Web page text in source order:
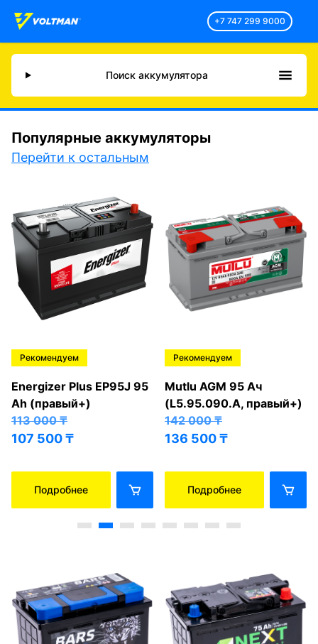
+7 747 299 9000
Поиск аккумулятора
Популярные аккумуляторы
Перейти к остальным
Рекомендуем
Energizer Plus EP95J 95
Ah (правый+)
113 000₸
107 500₸
Подробнее
Рекомендуем
Mutlu AGM 95 Ач
(L5.95.090.A, правый+)
142 000₸
136 500₸
Подробнее